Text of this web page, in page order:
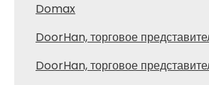
Domax
DoorHan, торговое
DoorHan, торговое